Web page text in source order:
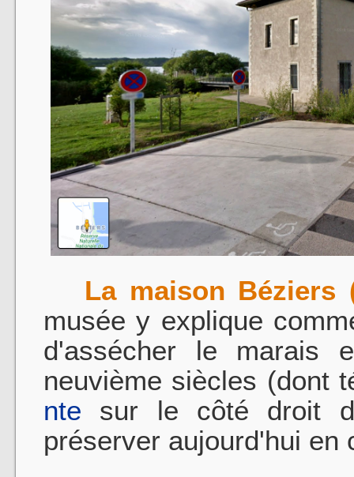
La maison Béziers
musée y explique
d'assécher le marais
neuvième siècles (dont
nte sur le côté droit
préserver aujourd'hui en